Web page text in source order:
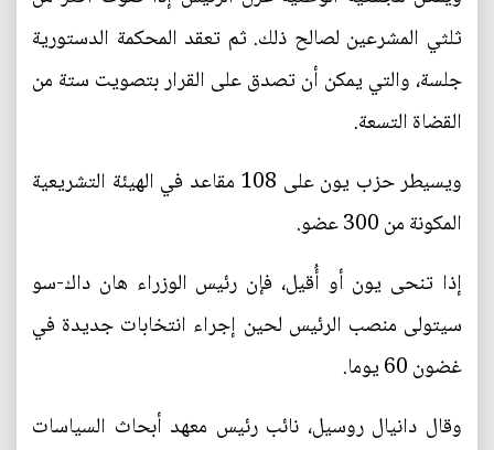
ثلثي المشرعين لصالح ذلك. ثم تعقد المحكمة الدستورية
جلسة، والتي يمكن أن تصدق على القرار بتصويت ستة من
القضاة التسعة.
ويسيطر حزب يون على 108 مقاعد في الهيئة التشريعية
المكونة من 300 عضو.
إذا تنحى يون أو أُقيل، فإن رئيس الوزراء هان داك-سو
سيتولى منصب الرئيس لحين إجراء انتخابات جديدة في
غضون 60 يوما.
وقال دانيال روسيل، نائب رئيس معهد أبحاث السياسات